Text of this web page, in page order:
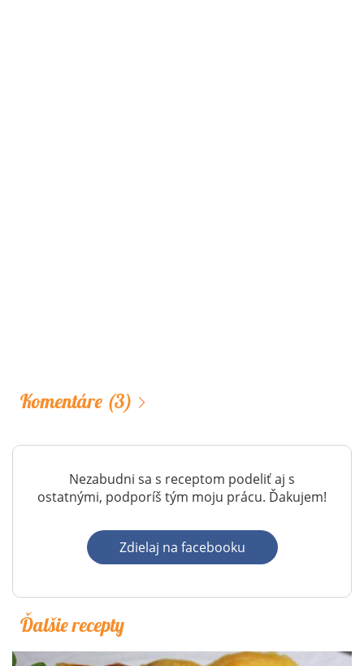
Komentáre (3)
Nezabudni sa s receptom podeliť aj s
ostatnými, podporíš tým moju prácu. Ďakujem!
Zdielaj na facebooku
Ďalšie recepty